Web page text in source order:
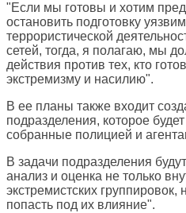
"Если мы готовы и хотим
остановить подготовку
террористической
сетей, тогда, я полагаю, мы
действия против тех, кто
экстремизму и насилию".
В ее планы также входит
подразделения, которое
собранные полицией и
В задачи подразделения
анализ и оценка не только
экстремистских группировок,
попасть под их влияние".